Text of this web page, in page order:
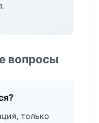
вопросы
только